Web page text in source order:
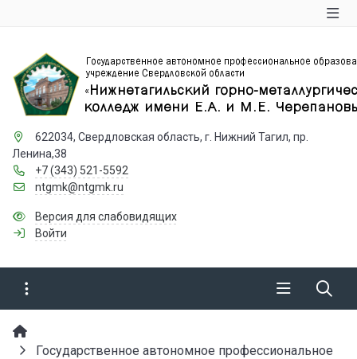
622034, Свердловская область, г. Нижний Тагил, пр.
Ленина,38
+7 (343) 521-5592
ntgmk@ntgmk.ru
Версия для слабовидящих
Войти
Государственное автономное профессиональное